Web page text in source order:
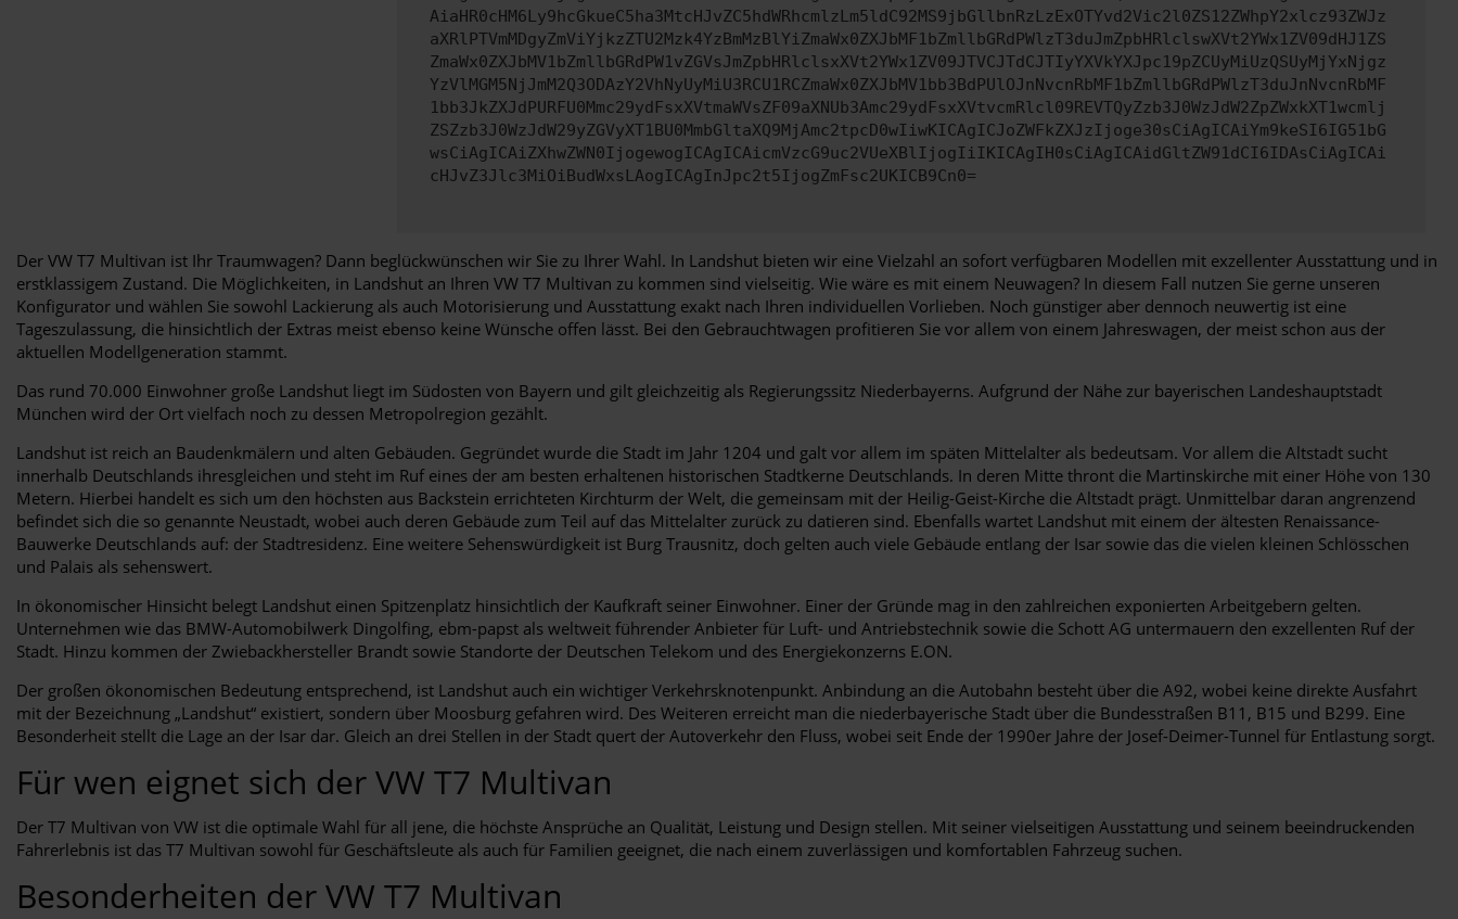
AiaHR0cHM6Ly9hcGkueC5ha3MtcHJvZC5hdWRhcmlzLm5ldC92MS9jbGllbnRzLzExOTYvd2Vic2l0ZS12ZWhpY2xlcz93ZWJz
aXRlPTVmMDgyZmViYjkzZTU2Mzk4YzBmMzBlYiZmaWx0ZXJbMF1bZmllbGRdPWlzT3duJmZpbHRlclswXVt2YWx1ZV09dHJ1ZS
ZmaWx0ZXJbMV1bZmllbGRdPW1vZGVsJmZpbHRlclsxXVt2YWx1ZV09JTVCJTdCJTIyYXVkYXJpc19pZCUyMiUzQSUyMjYxNjgz
YzVlMGM5NjJmM2Q3ODAzY2VhNyUyMiU3RCU1RCZmaWx0ZXJbMV1bb3BdPUlOJnNvcnRbMF1bZmllbGRdPWlzT3duJnNvcnRbMF
1bb3JkZXJdPURFU0Mmc29ydFsxXVtmaWVsZF09aXNUb3Amc29ydFsxXVtvcmRlcl09REVTQyZzb3J0WzJdW2ZpZWxkXT1wcmlj
ZSZzb3J0WzJdW29yZGVyXT1BU0MmbGltaXQ9MjAmc2tpcD0wIiwKICAgICJoZWFkZXJzIjoge30sCiAgICAiYm9keSI6IG51bG
wsCiAgICAiZXhwZWN0IjogewogICAgICAicmVzcG9uc2VUeXBlIjogIiIKICAgIH0sCiAgICAidGltZW91dCI6IDAsCiAgICAi
cHJvZ3Jlc3MiOiBudWxsLAogICAgInJpc2t5IjogZmFsc2UKICB9Cn0=
Der VW T7 Multivan ist Ihr Traumwagen? Dann beglückwünschen wir Sie zu Ihrer Wahl. In Landshut bieten wir eine Vielzahl an sofort verfügbaren Modellen mit exzellenter Ausstattung und in
erstklassigem Zustand. Die Möglichkeiten, in Landshut an Ihren VW T7 Multivan zu kommen sind vielseitig. Wie wäre es mit einem Neuwagen? In diesem Fall nutzen Sie gerne unseren
Konfigurator und wählen Sie sowohl Lackierung als auch Motorisierung und Ausstattung exakt nach Ihren individuellen Vorlieben. Noch günstiger aber dennoch neuwertig ist eine
Tageszulassung, die hinsichtlich der Extras meist ebenso keine Wünsche offen lässt. Bei den Gebrauchtwagen profitieren Sie vor allem von einem Jahreswagen, der meist schon aus der
aktuellen Modellgeneration stammt.
Das rund 70.000 Einwohner große Landshut liegt im Südosten von Bayern und gilt gleichzeitig als Regierungssitz Niederbayerns. Aufgrund der Nähe zur bayerischen Landeshauptstadt
München wird der Ort vielfach noch zu dessen Metropolregion gezählt.
Landshut ist reich an Baudenkmälern und alten Gebäuden. Gegründet wurde die Stadt im Jahr 1204 und galt vor allem im späten Mittelalter als bedeutsam. Vor allem die Altstadt sucht
innerhalb Deutschlands ihresgleichen und steht im Ruf eines der am besten erhaltenen historischen Stadtkerne Deutschlands. In deren Mitte thront die Martinskirche mit einer Höhe von 130
Metern. Hierbei handelt es sich um den höchsten aus Backstein errichteten Kirchturm der Welt, die gemeinsam mit der Heilig-Geist-Kirche die Altstadt prägt. Unmittelbar daran angrenzend
befindet sich die so genannte Neustadt, wobei auch deren Gebäude zum Teil auf das Mittelalter zurück zu datieren sind. Ebenfalls wartet Landshut mit einem der ältesten Renaissance-
Bauwerke Deutschlands auf: der Stadtresidenz. Eine weitere Sehenswürdigkeit ist Burg Trausnitz, doch gelten auch viele Gebäude entlang der Isar sowie das die vielen kleinen Schlösschen
und Palais als sehenswert.
In ökonomischer Hinsicht belegt Landshut einen Spitzenplatz hinsichtlich der Kaufkraft seiner Einwohner. Einer der Gründe mag in den zahlreichen exponierten Arbeitgebern gelten.
Unternehmen wie das BMW-Automobilwerk Dingolfing, ebm-papst als weltweit führender Anbieter für Luft- und Antriebstechnik sowie die Schott AG untermauern den exzellenten Ruf der
Stadt. Hinzu kommen der Zwiebackhersteller Brandt sowie Standorte der Deutschen Telekom und des Energiekonzerns E.ON.
Der großen ökonomischen Bedeutung entsprechend, ist Landshut auch ein wichtiger Verkehrsknotenpunkt. Anbindung an die Autobahn besteht über die A92, wobei keine direkte Ausfahrt
mit der Bezeichnung „Landshut“ existiert, sondern über Moosburg gefahren wird. Des Weiteren erreicht man die niederbayerische Stadt über die Bundesstraßen B11, B15 und B299. Eine
Besonderheit stellt die Lage an der Isar dar. Gleich an drei Stellen in der Stadt quert der Autoverkehr den Fluss, wobei seit Ende der 1990er Jahre der Josef-Deimer-Tunnel für Entlastung sorgt.
Für wen eignet sich der VW T7 Multivan
Der T7 Multivan von VW ist die optimale Wahl für all jene, die höchste Ansprüche an Qualität, Leistung und Design stellen. Mit seiner vielseitigen Ausstattung und seinem beeindruckenden
Fahrerlebnis ist das T7 Multivan sowohl für Geschäftsleute als auch für Familien geeignet, die nach einem zuverlässigen und komfortablen Fahrzeug suchen.
Besonderheiten der VW T7 Multivan